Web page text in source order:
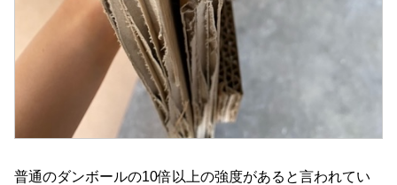
普通のダンボールの10倍以上の強度があると言われてい